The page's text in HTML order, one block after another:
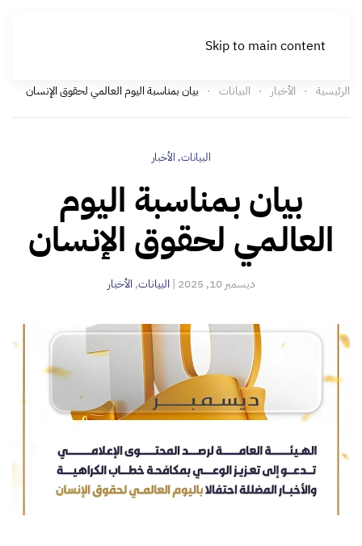
Skip to main content
الرئيسية الأخبار البيانات بيان بمناسبة اليوم العالمي لحقوق الإنسان
البيانات, الأخبار
بيان بمناسبة اليوم
العالمي لحقوق الإنسان
ديسمبر 10, 2025 | البيانات, الأخبار